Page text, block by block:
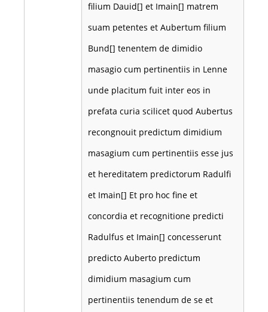
filium Dauid[] et Imain[] matrem
suam petentes et Aubertum filium
Bund[] tenentem de dimidio
masagio cum pertinentiis in Lenne
unde placitum fuit inter eos in
prefata curia scilicet quod Aubertus
recongnouit predictum dimidium
masagium cum pertinentiis esse jus
et hereditatem predictorum Radulfi
et Imain[] Et pro hoc fine et
concordia et recognitione predicti
Radulfus et Imain[] concesserunt
predicto Auberto predictum
dimidium masagium cum
pertinentiis tenendum de se et